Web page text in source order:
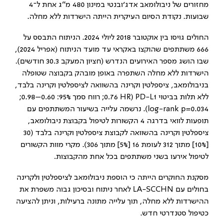
מחזורים של ניבולומאב אדג’ובנטי במינון 480 מ״ג אחת ל־4
שבועות. נקודת הסיום העיקרית הייתה הישרדות ללא מחלה.
החולים גויסו בין אוקטובר 2018 ליולי 2024. הניתוח התבסס על
666 משתתפים שהוקצו באקראי עד מועד הניתוח (אפריל 2024),
שבו הושג מספר האירועים הנדרש (חציון המעקב 30.3 חודשים)
.
הישרדות ללא מחלה השתפרה באופן מובהק בקבוצה שטופלה
בניבולומאב, ציספלטין וקרינה בהשוואה לציספלטין וקרינה בלבד,
ללא תלות בביטוי PD-L1
‏(
HR
log-rank p=0.034 ). נרשמה עלייה בשיעור המשתתפים עם
תופעות לוואי בדרגה 4 הקשורות לטיפול בקבוצת ניבולומאב,
ציספלטין וקרינה בהשוואה לקבוצת ציספלטין וקרינה בלבד (30
[10%] מתוך 312 לעומת 16 [5%] מתוך 306). מקרי מוות הקשורים
לטיפול אירעו בשני משתתפים בכל אחת מהקבוצות.
מסקנת החוקרים הייתה כי הוספת ניבולומאב לציספלטין ולקרינה
בחולים עם LA-SCCHN לאחר ניתוח ובסיכון גבוה משפרת את
ההישרדות ללא מחלה, תוך עלייה מתונה ברעילות, וניתן להציעה
כטיפול סטנדרטי חדש.